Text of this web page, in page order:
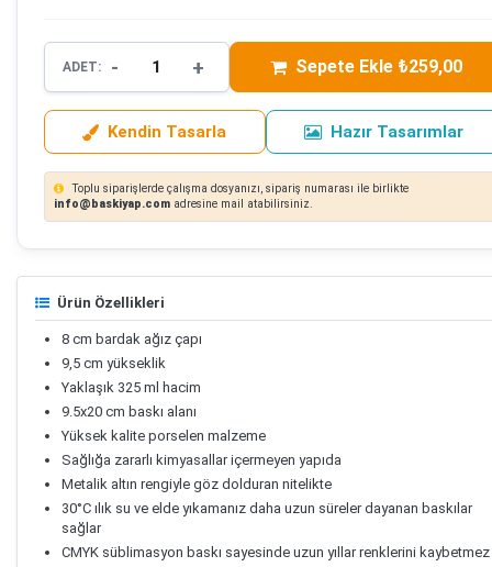
ADET: - + Sepete Ekle ₺259,00
Kendin Tasarla Hazır Tasarımlar
Toplu siparişlerde çalışma dosyanızı, sipariş numarası ile birlikte
info@baskiyap.com adresine mail atabilirsiniz.
Ürün Özellikleri
8 cm bardak ağız çapı
9,5 cm yükseklik
Yaklaşık 325 ml hacim
9.5x20 cm baskı alanı
Yüksek kalite porselen malzeme
Sağlığa zararlı kimyasallar içermeyen yapıda
Metalik altın rengiyle göz dolduran nitelikte
30°C ılık su ve elde yıkamanız daha uzun süreler dayanan baskılar
sağlar
CMYK süblimasyon baskı sayesinde uzun yıllar renklerini kaybetmez